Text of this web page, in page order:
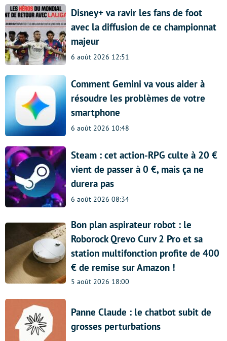
Disney+ va ravir les fans de foot
avec la diffusion de ce championnat
majeur
6 août 2026 12:51
Comment Gemini va vous aider à
résoudre les problèmes de votre
smartphone
6 août 2026 10:48
Steam : cet action-RPG culte à 20 €
vient de passer à 0 €, mais ça ne
durera pas
6 août 2026 08:34
Bon plan aspirateur robot : le
Roborock Qrevo Curv 2 Pro et sa
station multifonction profite de 400
€ de remise sur Amazon !
5 août 2026 18:00
Panne Claude : le chatbot subit de
grosses perturbations